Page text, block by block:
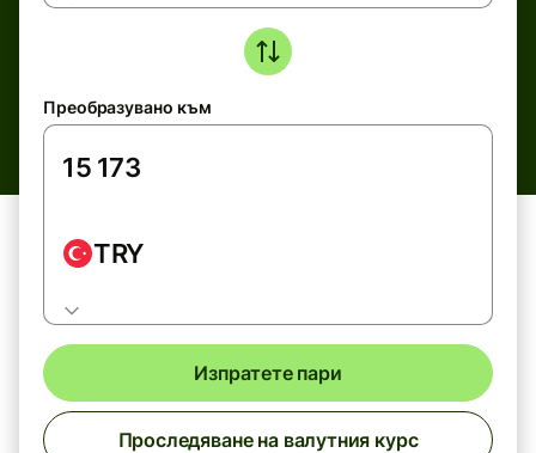
Преобразувано към
TRY
Изпратете пари
Проследяване на валутния курс